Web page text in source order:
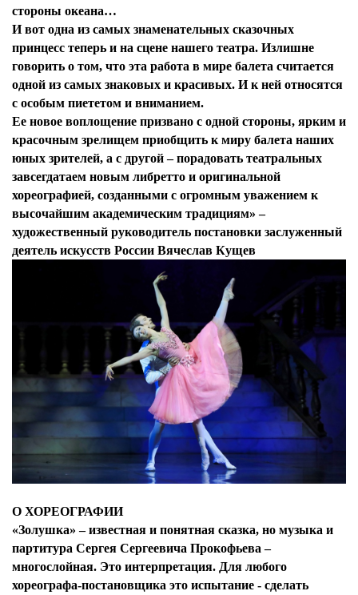
стороны океана…
И вот одна из самых знаменательных сказочных
принцесс теперь и на сцене нашего театра. Излишне
говорить о том, что эта работа в мире балета считается
одной из самых знаковых и красивых. И к ней относятся
с особым пиететом и вниманием.
Ее новое воплощение призвано с одной стороны, ярким и
красочным зрелищем приобщить к миру балета наших
юных зрителей, а с другой – порадовать театральных
завсегдатаем новым либретто и оригинальной
хореографией, созданными с огромным уважением к
высочайшим академическим традициям» –
художественный руководитель постановки заслуженный
деятель искусств России Вячеслав Кущев
О ХОРЕОГРАФИИ
«Золушка» – известная и понятная сказка, но музыка и
партитура Сергея Сергеевича Прокофьева –
многослойная. Это интерпретация. Для любого
хореографа-постановщика это испытание - сделать